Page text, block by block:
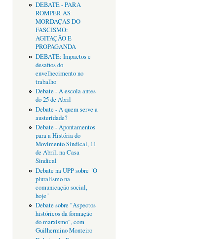
DEBATE - PARA
ROMPER AS
MORDAÇAS DO
FASCISMO:
AGITAÇÃO E
PROPAGANDA
DEBATE: Impactos e
desafios do
envelhecimento no
trabalho
Debate - A escola antes
do 25 de Abril
Debate - A quem serve a
austeridade?
Debate - Apontamentos
para a História do
Movimento Sindical, 11
de Abril, na Casa
Sindical
Debate na UPP sobre "O
pluralismo na
comunicação social,
hoje"
Debate sobre "Aspectos
históricos da formação
do marxismo", com
Guilhermino Monteiro